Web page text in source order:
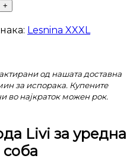
Lesnina XXXL
од нашата доставна
за испорака. Купените
во најкраток можен рок.
Livi за уредна